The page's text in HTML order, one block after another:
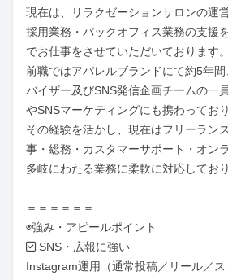
現在は、リラクゼーションサロンの運
採用業務・バックオフィス業務の支援
でお仕事をさせていただいております。
前職ではアパレルブランドにて約5年
バイザー及びSNS発信企画チームの一
やSNSマーケティングにも携わってお
その経験を活かし、現在はフリーラン
事・総務・カスタマーサポート・オン
多岐にわたる業務に柔軟に対応しており
＝＝＝＝＝＝
◉強み・アピールポイント
✅ SNS・広報に強い
Instagram運用（通常投稿／リール／